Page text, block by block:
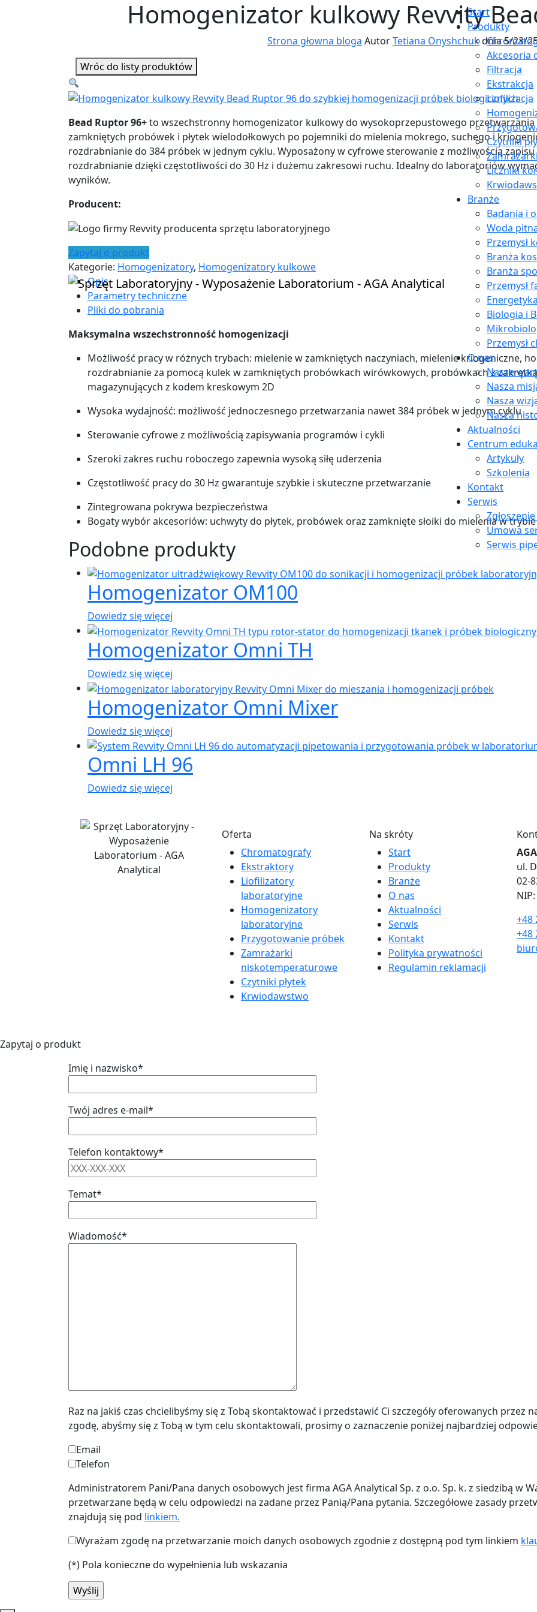
Start
Produkty
Akcesoria
Filtracja
Ekstrakcja
Liofilizacja
Czytniki
Liczniki
Branże
Badania i
Woda
Przemysł
Branża
Branża
Przemysł
Biologia i
Przemysł
O nas
Nasze
Nasza
Nasza
Nasza
Aktualności
Centrum
Artykuły
Szkolenia
Kontakt
Serwis
Umowa
Serwis
Homogenizator kulkowy Revvity
Strona głowna bloga AutorTetiana Onyshchukdnia 5/23/
Wróc do listy produktów
Bead Ruptor96+to wszechstronny homogenizator kulkowy do wysokoprzepustowego
zamkniętych probówek i płytekwielodołkowych po pojemniki do mielenia mokrego, suchego i
rozdrabnianie do 384 próbek w jednym cyklu. Wyposażony w cyfrowe sterowanie z możliwością
rozdrabnianiedzięki częstotliwości do 30 Hz i dużemu zakresowi ruchu. Idealny do laboratoriów
wyników.
Producent:
Zapytaj o produkt
Kategorie: Homogenizatory, Homogenizatory kulkowe
Opis
Parametry techniczne
Pliki do pobrania
Maksymalna wszechstronność homogenizacji
Możliwość pracy w różnych trybach: mielenie w zamkniętych naczyniach, mielenie kriogeniczne,
rozdrabnianie za pomocą kulek w zamkniętych probówkach wirówkowych, probówkach z
magazynujących z kodem kreskowym 2D
Wysoka wydajność: możliwość jednoczesnego przetwarzania nawet 384 próbek w jednym cyklu
Sterowanie cyfrowe z możliwością zapisywania programów i cykli
Szeroki zakres ruchu roboczego zapewnia wysoką siłę uderzenia
Częstotliwość pracy do 30 Hz gwarantuje szybkie i skuteczne przetwarzanie
Zintegrowana pokrywa bezpieczeństwa
Bogaty wybór akcesoriów: uchwyty do płytek, probówek oraz zamknięte słoiki do mielenia w
Podobne produkty
Homogenizator OM100
Dowiedz się więcej
Homogenizator Omni TH
Dowiedz się więcej
Homogenizator Omni Mixer
Dowiedz się więcej
Omni LH 96
Dowiedz się więcej
Oferta
Chromatografy
Ekstraktory
Liofilizatory
laboratoryjne
Homogenizatory
laboratoryjne
Przygotowanie próbek
Zamrażarki
niskotemperaturowe
Czytniki płytek
Krwiodawstwo
Na skróty
Start
Produkty
Branże
O nas
Aktualności
Serwis
Kontakt
Polityka prywatności
Regulamin reklamacji
ul.
02-
+48
+48
Zapytaj o produkt
Imię i nazwisko*
Twój adres e-mail*
Telefon kontaktowy*
Temat*
Wiadomość*
Raz na jakiś czas chcielibyśmy się z Tobą skontaktować i przedstawić Ci szczegóły oferowanych przez
zgodę, abyśmy się z Tobą w tym celu skontaktowali, prosimy o zaznaczenie poniżej najbardziej
Email
Telefon
Administratorem Pani/Pana danych osobowych jest firma AGA Analytical Sp. z o.o. Sp. k. z siedzibą w
przetwarzane będą w celu odpowiedzi na zadane przez Panią/Pana pytania. Szczegółowe zasady
znajdują się pod linkiem.
Wyrażam zgodę na przetwarzanie moich danych osobowych zgodnie z dostępną pod tym linkiem
(*) Pola konieczne do wypełnienia lub wskazania